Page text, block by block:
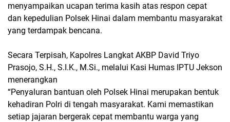
menyampaikan ucapan terima kasih atas respon cepat
dan kepedulian Polsek Hinai dalam membantu masyarakat
yang terdampak bencana.
Secara Terpisah, Kapolres Langkat AKBP David Triyo
Prasojo, S.H., S.I.K., M.Si., melalui Kasi Humas IPTU Jekson
menerangkan
“Penyaluran bantuan oleh Polsek Hinai merupakan bentuk
kehadiran Polri di tengah masyarakat. Kami memastikan
setiap jajaran bergerak cepat membantu warga yang